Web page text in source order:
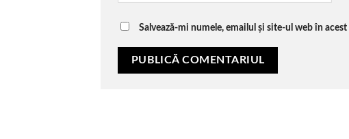
Salvează-mi numele, emailul și site-ul web în